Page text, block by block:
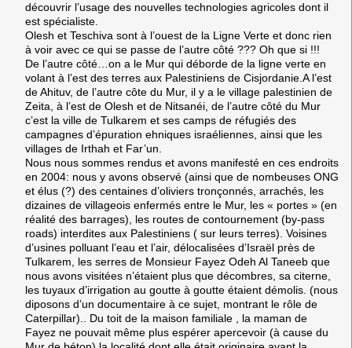
découvrir l’usage des nouvelles technologies agricoles dont il
est spécialiste.
Olesh et Teschiva sont à l’ouest de la Ligne Verte et donc rien
à voir avec ce qui se passe de l’autre côté ??? Oh que si !!!
De l’autre côté…on a le Mur qui déborde de la ligne verte en
volant à l’est des terres aux Palestiniens de Cisjordanie.A l’est
de Ahituv, de l’autre côte du Mur, il y a le village palestinien de
Zeita, à l’est de Olesh et de Nitsanéi, de l’autre côté du Mur
c’est la ville de Tulkarem et ses camps de réfugiés des
campagnes d’épuration ehniques israéliennes, ainsi que les
villages de Irthah et Far’un.
Nous nous sommes rendus et avons manifesté en ces endroits
en 2004: nous y avons observé (ainsi que de nombeuses ONG
et élus (?) des centaines d’oliviers tronçonnés, arrachés, les
dizaines de villageois enfermés entre le Mur, les « portes » (en
réalité des barrages), les routes de contournement (by-pass
roads) interdites aux Palestiniens ( sur leurs terres). Voisines
d’usines polluant l’eau et l’air, délocalisées d’Israël près de
Tulkarem, les serres de Monsieur Fayez Odeh Al Taneeb que
nous avons visitées n’étaient plus que décombres, sa citerne,
les tuyaux d’irrigation au goutte à goutte étaient démolis. (nous
diposons d’un documentaire à ce sujet, montrant le rôle de
Caterpillar).. Du toit de la maison familiale , la maman de
Fayez ne pouvait même plus espérer apercevoir (à cause du